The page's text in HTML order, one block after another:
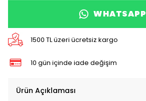
WHATSAPP
1500 TL üzeri ücretsiz kargo
10 gün içinde iade değişim
Ürün Açıklaması